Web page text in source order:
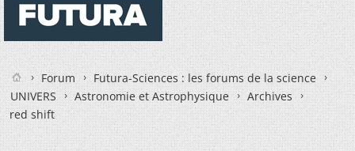
Forum
Futura-Sciences : les forums de la science
UNIVERS
Astronomie et Astrophysique
Archives
red shift